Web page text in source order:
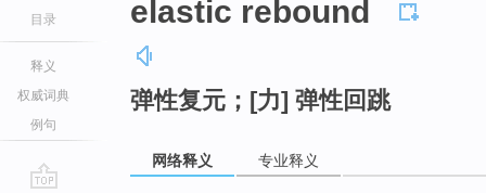
目录
释义
权威词典
例句
elastic rebound
弹性复元；[力] 弹性回跳
网络释义 专业释义